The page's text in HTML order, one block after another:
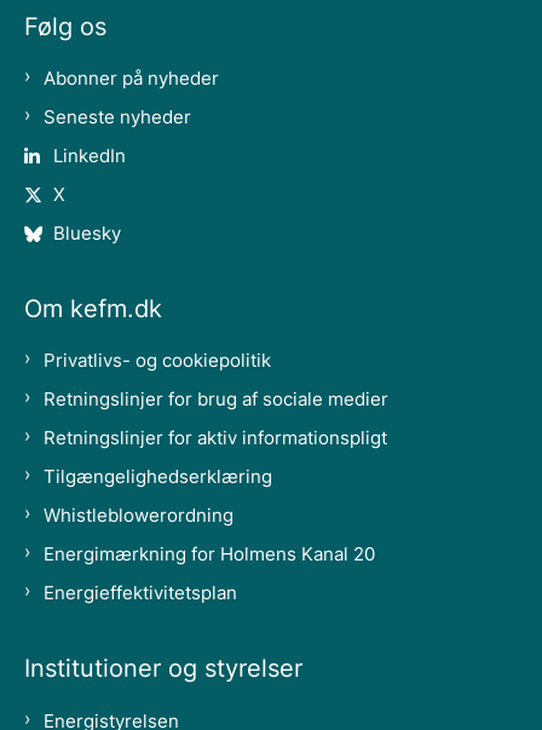
Følg os
Abonner på nyheder
Seneste nyheder
LinkedIn
X
Bluesky
Om kefm.dk
Privatlivs- og cookiepolitik
Retningslinjer for brug af sociale medier
Retningslinjer for aktiv informationspligt
Tilgængelighedserklæring
Whistleblowerordning
Energimærkning for Holmens Kanal 20
Energieffektivitetsplan
Institutioner og styrelser
Energistyrelsen